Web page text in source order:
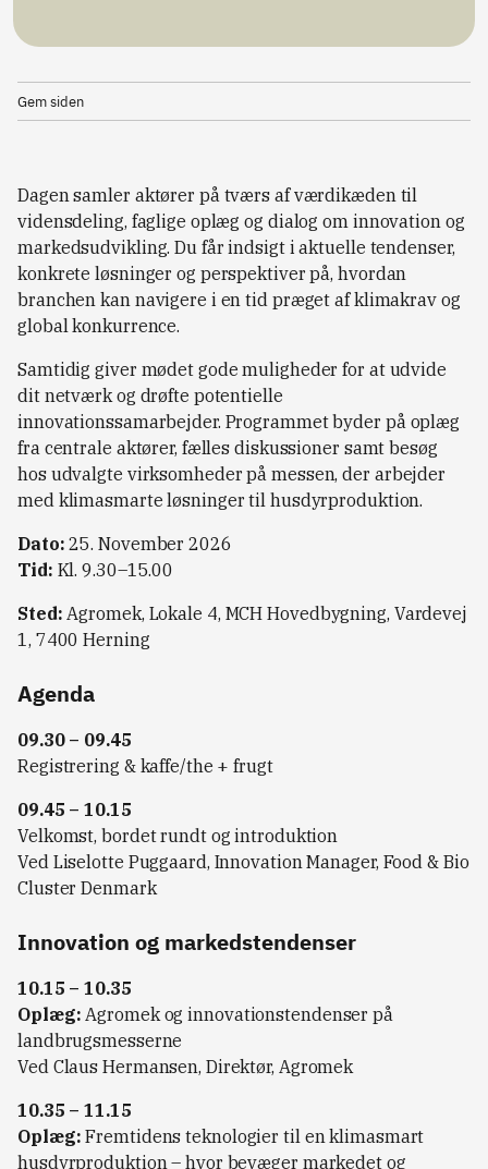
Gem siden
Dagen samler aktører på tværs af værdikæden til
vidensdeling, faglige oplæg og dialog om innovation og
markedsudvikling. Du får indsigt i aktuelle tendenser,
konkrete løsninger og perspektiver på, hvordan
branchen kan navigere i en tid præget af klimakrav og
global konkurrence.
Samtidig giver mødet gode muligheder for at udvide
dit netværk og drøfte potentielle
innovationssamarbejder. Programmet byder på oplæg
fra centrale aktører, fælles diskussioner samt besøg
hos udvalgte virksomheder på messen, der arbejder
med klimasmarte løsninger til husdyrproduktion.
Dato:25. November 2026
Tid: Kl. 9.30–15.00
Sted:Agromek, Lokale 4, MCH Hovedbygning, Vardevej
1, 7400 Herning
Agenda
09.30 – 09.45
Registrering & kaffe/the + frugt
09.45 – 10.15
Velkomst, bordet rundt og introduktion
Ved Liselotte Puggaard, Innovation Manager, Food & Bio
Cluster Denmark
Innovation og markedstendenser
10.15 – 10.35
Oplæg:Agromek og innovationstendenser på
landbrugsmesserne
Ved Claus Hermansen, Direktør, Agromek
10.35 – 11.15
Oplæg: Fremtidens teknologier til en klimasmart
husdyrproduktion – hvor bevæger markedet og